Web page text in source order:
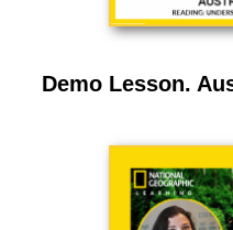
Demo Lesson.